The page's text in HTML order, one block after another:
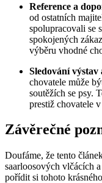
Reference a
od ostatních
spolupracovali se
spokojených
výběru vhodné
Sledování výstav
chovatele může
soutěžích se psy.
prestiž chovatele
Závěrečné
Doufáme, že tento
saarloosových vlčácích
pořídit si tohoto